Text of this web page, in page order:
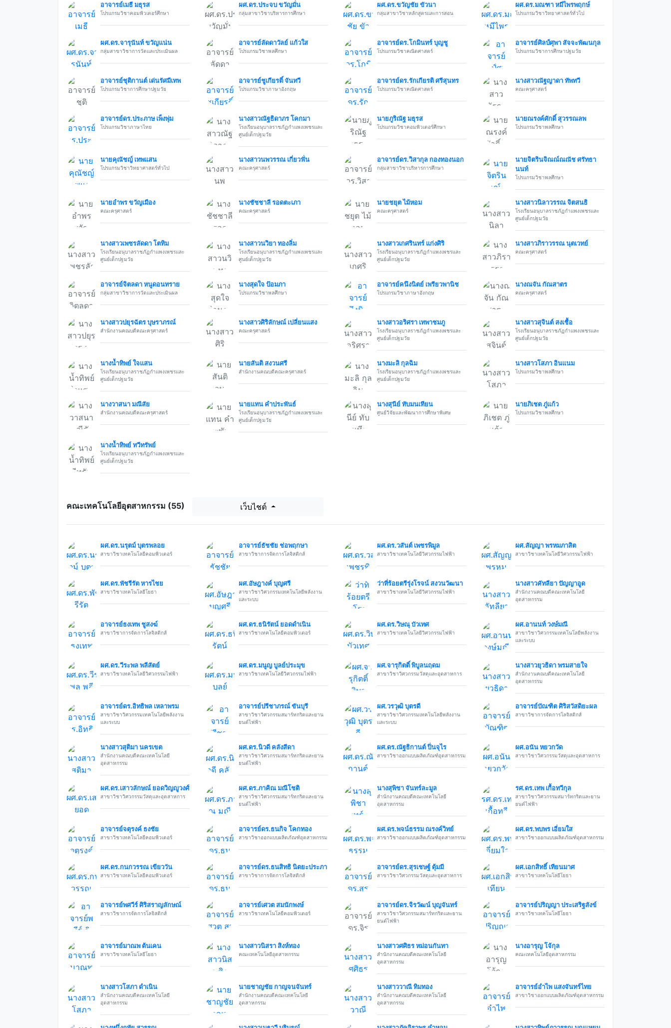
อาจารย์เมธี มธุรส
โปรแกรมวิชาคอมพิวเตอร์ศึกษา
ผศ.ดร.ประจบ ขวัญมั่น
กลุ่มสาขาวิชาบริหารการศึกษา
ผศ.ดร.ขวัญชัย ขัวนา
กลุ่มสาขาวิชาหลักสูตรและการสอน
ผศ.ดร.มณฑา หมีไพรพฤกษ์
โปรแกรมวิชาวิทยาศาสตร์ทั่วไป
ผศ.ดร.จารุนันท์ ขวัญแน่น
กลุ่มสาขาวิชาการวัดและประเมินผล
อาจารย์ลัดดาวัลย์ แก้วใส
โปรแกรมวิชาพลศึกษา
อาจารย์ดร.โกมินทร์ บุญชู
โปรแกรมวิชาคณิตศาสตร์
อาจารย์ศิลป์ศุพา สัจจะพัฒนกุล
โปรแกรมวิชาการศึกษาปฐมวัย
อาจารย์ชุติกานต์ เด่นรัศมีเทพ
โปรแกรมวิชาการศึกษาปฐมวัย
อาจารย์ชูเกียรติ์ จันทวี
โปรแกรมวิชาภาษาอังกฤษ
อาจารย์ดร.รักเกียรติ ศรีสุนทร
โปรแกรมวิชาคณิตศาสตร์
นางสาวณัฐญาดา ทัพทวี
คณะครุศาสตร์
อาจารย์ดร.ประภาษ เพ็งพุ่ม
โปรแกรมวิชาภาษาไทย
นางสาวณัฐธิดาภร โคกมา
โรงเรียนอนุบาลราชภัฏกำแพงเพชรและ
ศูนย์เด็กปฐมวัย
นายภูริณัฐ มธุรส
โปรแกรมวิชาคอมพิวเตอร์ศึกษา
นายณรงค์ศักดิ์ สุวรรณลพ
โปรแกรมวิชาพลศึกษา
นายคุณัชญ์ เทพแสน
โปรแกรมวิชาวิทยาศาสตร์ทั่วไป
นางสาวนพวรรณ เกี่ยวฟั่น
คณะครุศาสตร์
อาจารย์ดร.วิสากุล กองทองนอก
กลุ่มสาขาวิชาบริหารการศึกษา
นายจิตรินจิณณ์ณณัช ศรัทธา
นนท์
โปรแกรมวิชาพลศึกษา
นายอำพร ขวัญเมือง
คณะครุศาสตร์
นางชัชชาลี รอดตะเภา
คณะครุศาสตร์
นายชยุต ไม้หอม
คณะครุศาสตร์
นางสาวนิลาวรรณ จิตสนธิ
โรงเรียนอนุบาลราชภัฏกำแพงเพชรและ
ศูนย์เด็กปฐมวัย
นางสาวเพชรลัดดา โตทิม
โรงเรียนอนุบาลราชภัฏกำแพงเพชรและ
ศูนย์เด็กปฐมวัย
นางสาวนวิยา ทองลิ่ม
โรงเรียนอนุบาลราชภัฏกำแพงเพชรและ
ศูนย์เด็กปฐมวัย
นางสาวเกศรินทร์ แก่งศิริ
โรงเรียนอนุบาลราชภัฏกำแพงเพชรและ
ศูนย์เด็กปฐมวัย
นางสาวภิราวรรณ นุตเวทย์
คณะครุศาสตร์
อาจารย์จิตลดา หนูดอนทราย
กลุ่มสาขาวิชาการวัดและประเมินผล
นางสุดใจ ป้อมภา
โปรแกรมวิชาพลศึกษา
อาจารย์คนึงนิตย์ เพรียวพานิช
โปรแกรมวิชาภาษาอังกฤษ
นางณจัน กัณสาตร
คณะครุศาสตร์
นางสาวปยุรฉัตร บุษราภรณ์
สำนักงานคณบดีคณะครุศาสตร์
นางสาวศิริลักษณ์ เปลี่ยนแสง
คณะครุศาสตร์
นางสาวอริศรา เทพาชมภู
โรงเรียนอนุบาลราชภัฏกำแพงเพชรและ
ศูนย์เด็กปฐมวัย
นางสาวสุจินต์ สงเชื้อ
โรงเรียนอนุบาลราชภัฏกำแพงเพชรและ
ศูนย์เด็กปฐมวัย
นางน้ำทิพย์ ใจแสน
โรงเรียนอนุบาลราชภัฏกำแพงเพชรและ
ศูนย์เด็กปฐมวัย
นายสันติ สงวนศรี
สำนักงานคณบดีคณะครุศาสตร์
นางมะลิ กุลฉิม
โรงเรียนอนุบาลราชภัฏกำแพงเพชรและ
ศูนย์เด็กปฐมวัย
นางสาวโสภา อินแนม
โปรแกรมวิชาพลศึกษา
นางวาสนา มณีสัย
สำนักงานคณบดีคณะครุศาสตร์
นายแทน คำประพันธ์
โรงเรียนอนุบาลราชภัฏกำแพงเพชรและ
ศูนย์เด็กปฐมวัย
นางสุนีย์ ทับมนเทียน
ศูนย์วิจัยและพัฒนาการศึกษาพิเศษ
นายภิเชต ภู่แก้ว
โปรแกรมวิชาพลศึกษา
นางน้ำทิพย์ ทวีทรัพย์
โรงเรียนอนุบาลราชภัฏกำแพงเพชรและ
ศูนย์เด็กปฐมวัย
คณะเทคโนโลยีอุตสาหกรรม (55) เว็บไชต์
ผศ.ดร.นรุตม์ บุตรพลอย
สาขาวิชาเทคโนโลยีคอมพิวเตอร์
อาจารย์ธัชชัย ช่อพฤกษา
สาขาวิชาการจัดการโลจิสติกส์
ผศ.ดร.วสันต์ เพชรพิมูล
สาขาวิชาเทคโนโลยีวิศวกรรมไฟฟ้า
ผศ.สัญญา พรหมภาสิต
สาขาวิชาเทคโนโลยีวิศวกรรมไฟฟ้า
ผศ.ดร.พัชรีรัต หารไชย
สาขาวิชาเทคโนโลยีโยธา
ผศ.อัษฎางค์ บุญศรี
สาขาวิชาวิศวกรรมเทคโนโลยีพลังงาน
และระบบ
ว่าที่ร้อยตรีรุ่งโรจน์ สงวนวัฒนา
สาขาวิชาเทคโนโลยีวิศวกรรมไฟฟ้า
นางสาวคัทลียา ปัญญาอูด
สำนักงานคณบดีคณะเทคโนโลยี
อุตสาหกรรม
อาจารย์ธงเทพ ชูสงฆ์
สาขาวิชาการจัดการโลจิสติกส์
ผศ.ดร.ธนิรัตน์ ยอดดำเนิน
สาขาวิชาเทคโนโลยีคอมพิวเตอร์
ผศ.ดร.วิษณุ บัวเทศ
สาขาวิชาเทคโนโลยีวิศวกรรมไฟฟ้า
ผศ.อานนท์ วงษ์มณี
สาขาวิชาวิศวกรรมเทคโนโลยีพลังงาน
และระบบ
ผศ.ดร.วีระพล พลีสัตย์
สาขาวิชาเทคโนโลยีวิศวกรรมไฟฟ้า
ผศ.ดร.มนูญ บูลย์ประมุข
สาขาวิชาเทคโนโลยีวิศวกรรมไฟฟ้า
ผศ.จารุกิตติ์ พิบูลนฤดม
สาขาวิชาวิศวกรรมวัสดุและอุตสาหการ
นางสาวยุวธิดา พรมสายใจ
สำนักงานคณบดีคณะเทคโนโลยี
อุตสาหกรรม
อาจารย์ดร.อิทธิพล เหลาพรม
สาขาวิชาวิศวกรรมเทคโนโลยีพลังงาน
และระบบ
อาจารย์ปรีชาภรณ์ ขันบุรี
สาขาวิชาวิศวกรรมสมาร์ทกริดและยาน
ยนต์ไฟฟ้า
ผศ.วรวุฒิ บุตรดี
สาขาวิชาวิศวกรรมเทคโนโลยีพลังงาน
และระบบ
อาจารย์บัณฑิต ศิริสวัสดิยะผล
สาขาวิชาการจัดการโลจิสติกส์
นางสาวสุติมา นครเขต
สำนักงานคณบดีคณะเทคโนโลยี
อุตสาหกรรม
ผศ.ดร.นิวดี คลังสีดา
สาขาวิชาวิศวกรรมสมาร์ทกริดและยาน
ยนต์ไฟฟ้า
ผศ.ดร.ณัฐธิกานต์ ปิ่นจุไร
สาขาวิชาออกแบบผลิตภัณฑ์อุตสาหกรรม
ผศ.อนัน หยวกวัด
สาขาวิชาวิศวกรรมวัสดุและอุตสาหการ
ผศ.ดร.เสาวลักษณ์ ยอดวิญญูวงศ์
สาขาวิชาวิศวกรรมวัสดุและอุตสาหการ
ผศ.ดร.ภาคิณ มณีโชติ
สาขาวิชาวิศวกรรมสมาร์ทกริดและยาน
ยนต์ไฟฟ้า
นางสุพิชา จันทร์ละมูล
สำนักงานคณบดีคณะเทคโนโลยี
อุตสาหกรรม
รศ.ดร.เทพ เกื้อทวีกุล
สาขาวิชาวิศวกรรมสมาร์ทกริดและยาน
ยนต์ไฟฟ้า
อาจารย์จตุรงค์ ธงชัย
สาขาวิชาเทคโนโลยีคอมพิวเตอร์
อาจารย์ดร.ธนกิจ โคกทอง
สาขาวิชาออกแบบผลิตภัณฑ์อุตสาหกรรม
ผศ.ดร.พจน์ธรรม ณรงค์วิทย์
สาขาวิชาออกแบบผลิตภัณฑ์อุตสาหกรรม
ผศ.ดร.พบพร เอี่ยมใส
สาขาวิชาออกแบบผลิตภัณฑ์อุตสาหกรรม
ผศ.ดร.กนกวรรณ เขียววัน
สาขาวิชาเทคโนโลยีคอมพิวเตอร์
อาจารย์ดร.ธนสิทธิ นิตยะประภา
สาขาวิชาการจัดการโลจิสติกส์
อาจารย์ดร.สุรเชษฐ์ ตุ้มมี
สาขาวิชาวิศวกรรมวัสดุและอุตสาหการ
ผศ.เอกสิทธิ์ เทียนมาศ
สาขาวิชาเทคโนโลยีโยธา
อาจารย์พศวีร์ ศิริสราญลักษณ์
สาขาวิชาการจัดการโลจิสติกส์
อาจารย์เศวต สมนักพงษ์
สาขาวิชาเทคโนโลยีคอมพิวเตอร์
อาจารย์ดร.จิรวัฒน์ บุญจันทร์
สาขาวิชาวิศวกรรมสมาร์ทกริดและยาน
ยนต์ไฟฟ้า
อาจารย์ปริญญา ประเสริฐสังข์
สาขาวิชาเทคโนโลยีโยธา
อาจารย์มาณพ ต้นเคน
สาขาวิชาเทคโนโลยีโยธา
นางสาวนิสรา สิงห์ทอง
คณะเทคโนโลยีอุตสาหกรรม
นางสาวศศิธร หม่อนกันทา
สำนักงานคณบดีคณะเทคโนโลยี
อุตสาหกรรม
นางอารุญ โจ้กุล
คณะเทคโนโลยีอุตสาหกรรม
นางสาวโสภา ดำเนิน
สำนักงานคณบดีคณะเทคโนโลยี
อุตสาหกรรม
นายชาญชัย กาญจนจันทร์
สำนักงานคณบดีคณะเทคโนโลยี
อุตสาหกรรม
นางสาววาณี ทิมทอง
สำนักงานคณบดีคณะเทคโนโลยี
อุตสาหกรรม
อาจารย์อำไพ แสงจันทร์ไทย
สาขาวิชาออกแบบผลิตภัณฑ์อุตสาหกรรม